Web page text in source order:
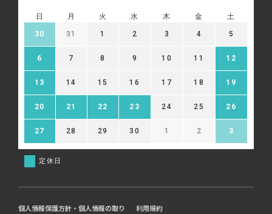
日 月 火 水 木 金 土
30 31 1 2 3 4 5
6 7 8 9 10 11 12
13 14 15 16 17 18 19
20 21 22 23 24 25 26
27 28 29 30 1 2 3
定休日
個人情報保護方針・個人情報の取り
利用規約